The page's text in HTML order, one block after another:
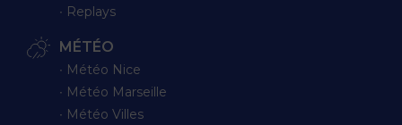
∙ Replays
MÉTÉO
∙ Météo Nice
∙ Météo Marseille
∙ Météo Villes